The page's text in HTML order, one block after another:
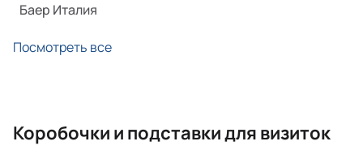
Баер Италия
Посмотреть все
Коробочки и подставки для визиток